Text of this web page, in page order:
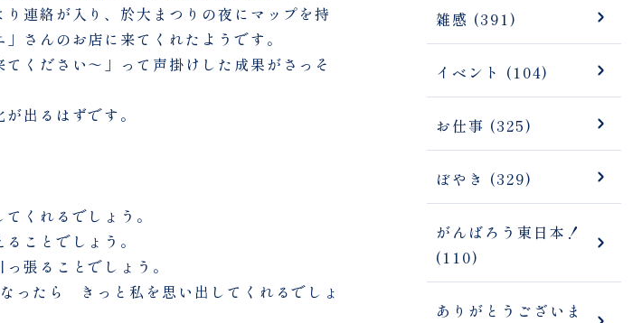
連絡が入り、於大まつりの夜にマップを持
さんのお店に来てくれたようです。
ください～」って声掛けした成果がさっそ
出るはずです。
くれるでしょう。
ことでしょう。
張ることでしょう。
ったら きっと私を思い出してくれるでしょ
雑感 (391)
イベント (104)
お仕事 (325)
ぼやき (329)
がんばろう東日本！
(110)
ありがとうございま